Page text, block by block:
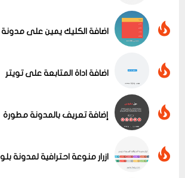
عرض الكل
اضافة الكليك يمين على مدونة
اضافة اداة المتابعة على تويتر
إضافة تعريف بالمدونة مطورة
ازرار منوعة احترافية لمدونة